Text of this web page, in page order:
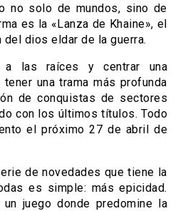
no solo de mundos, sino de
es la «Lanza de Khaine», el
del dios eldar de la guerra.
a las raíces y centrar una
una trama más profunda
de conquistas de sectores
con los últimos títulos. Todo
el próximo 27 de abril de
de novedades que tiene la
es simple: más epicidad.
juego donde predomine la